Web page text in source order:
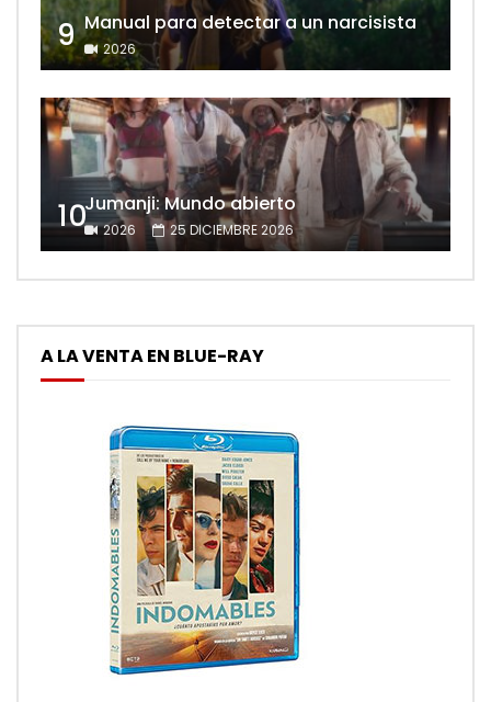
9 Manual para detectar a un narcisista
2026
10Jumanji: Mundo abierto
2026 25 DICIEMBRE 2026
A LA VENTA EN BLUE-RAY